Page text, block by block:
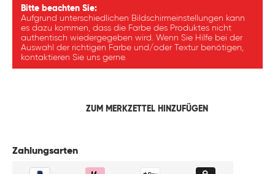
Bitte beachten Sie:
Aufgrund unterschiedlichen Bildschirmeinstellungen kann
es dazu kommen, dass die Farbe des Produktes nicht
authentisch wiedergegeben wird. Wenn Sie Hilfe bei der
Auswahl der richtigen Farbe und/oder Textur benötigen,
kontaktieren Sie uns gerne.
ZUM MERKZETTEL HINZUFÜGEN
Zahlungsarten